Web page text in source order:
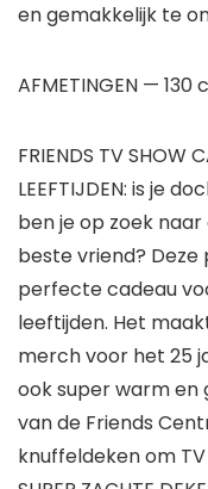
en gemakkelijk te
AFMETINGEN — 130
FRIENDS TV SHOW
LEEFTIJDEN: is je
ben je op zoek
beste vriend? Deze
perfecte cadeau
leeftijden. Het
merch voor het 25
ook super warm en
van de Friends
knuffeldeken om